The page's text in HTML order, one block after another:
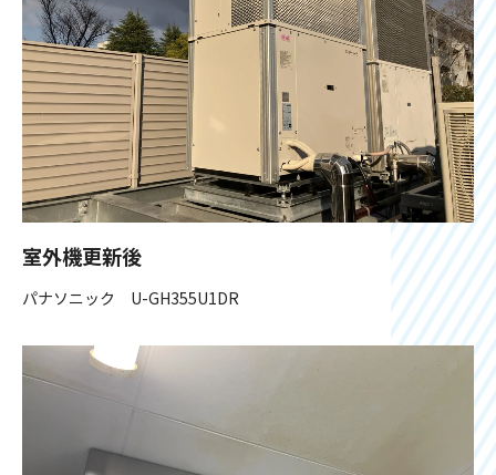
室外機更新後
パナソニック U-GH355U1DR